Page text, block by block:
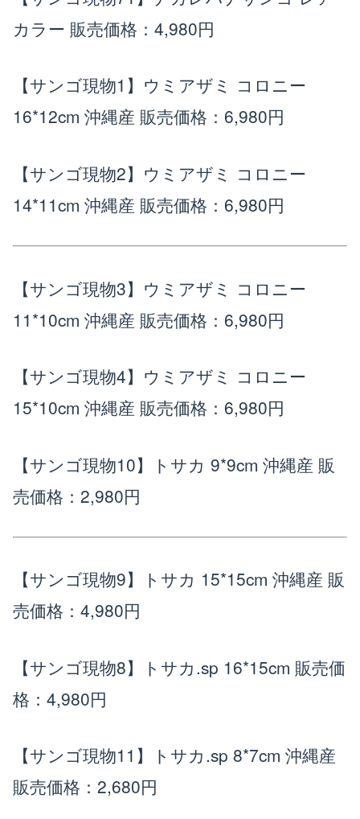
カラー 販売価格：4,980円
【サンゴ現物1】ウミアザミ コロニー
16*12cm 沖縄産 販売価格：6,980円
【サンゴ現物2】ウミアザミ コロニー
14*11cm 沖縄産 販売価格：6,980円
【サンゴ現物3】ウミアザミ コロニー
11*10cm 沖縄産 販売価格：6,980円
【サンゴ現物4】ウミアザミ コロニー
15*10cm 沖縄産 販売価格：6,980円
【サンゴ現物10】トサカ 9*9cm 沖縄産 販
売価格：2,980円
【サンゴ現物9】トサカ 15*15cm 沖縄産 販
売価格：4,980円
【サンゴ現物8】トサカ.sp 16*15cm 販売価
格：4,980円
【サンゴ現物11】トサカ.sp 8*7cm 沖縄産
販売価格：2,680円